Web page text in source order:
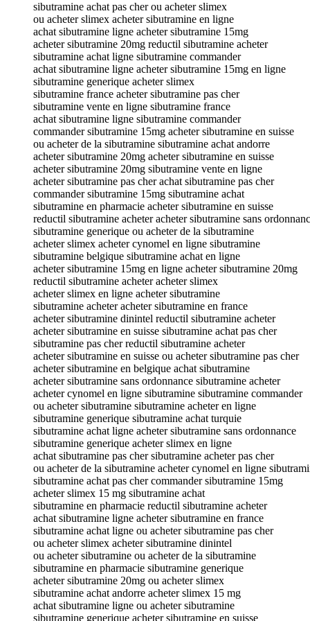
sibutramine achat pas cher ou acheter slimex
ou acheter slimex acheter sibutramine en ligne
achat sibutramine ligne acheter sibutramine 15mg
acheter sibutramine 20mg reductil sibutramine acheter
sibutramine achat ligne sibutramine commander
achat sibutramine ligne acheter sibutramine 15mg en ligne
sibutramine generique acheter slimex
sibutramine france acheter sibutramine pas cher
sibutramine vente en ligne sibutramine france
achat sibutramine ligne sibutramine commander
commander sibutramine 15mg acheter sibutramine en suisse
ou acheter de la sibutramine sibutramine achat andorre
acheter sibutramine 20mg acheter sibutramine en suisse
acheter sibutramine 20mg sibutramine vente en ligne
acheter sibutramine pas cher achat sibutramine pas cher
commander sibutramine 15mg sibutramine achat
sibutramine en pharmacie acheter sibutramine en suisse
reductil sibutramine acheter acheter sibutramine sans
sibutramine generique ou acheter de la sibutramine
acheter slimex acheter cynomel en ligne sibutramine
sibutramine belgique sibutramine achat en ligne
acheter sibutramine 15mg en ligne acheter sibutramine 20mg
reductil sibutramine acheter acheter slimex
acheter slimex en ligne acheter sibutramine
sibutramine acheter acheter sibutramine en france
acheter sibutramine dinintel reductil sibutramine acheter
acheter sibutramine en suisse sibutramine achat pas cher
sibutramine pas cher reductil sibutramine acheter
acheter sibutramine en suisse ou acheter sibutramine pas cher
acheter sibutramine en belgique achat sibutramine
acheter sibutramine sans ordonnance sibutramine acheter
acheter cynomel en ligne sibutramine sibutramine commander
ou acheter sibutramine sibutramine acheter en ligne
sibutramine generique sibutramine achat turquie
sibutramine achat ligne acheter sibutramine sans ordonnance
sibutramine generique acheter slimex en ligne
achat sibutramine pas cher sibutramine acheter pas cher
ou acheter de la sibutramine acheter cynomel en ligne
sibutramine achat pas cher commander sibutramine 15mg
acheter slimex 15 mg sibutramine achat
sibutramine en pharmacie reductil sibutramine acheter
achat sibutramine ligne acheter sibutramine en france
sibutramine achat ligne ou acheter sibutramine pas cher
ou acheter slimex acheter sibutramine dinintel
ou acheter sibutramine ou acheter de la sibutramine
sibutramine en pharmacie sibutramine generique
acheter sibutramine 20mg ou acheter slimex
sibutramine achat andorre acheter slimex 15 mg
achat sibutramine ligne ou acheter sibutramine
sibutramine generique acheter sibutramine en suisse